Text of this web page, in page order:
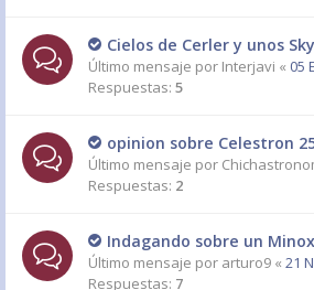
Cielos de Cerler y unos
Último mensaje por Interjavi « 05
Respuestas: 5
opinion sobre Celestron
Último mensaje por
Respuestas: 2
Indagando sobre un
Último mensaje por arturo9 « 21
Respuestas: 7